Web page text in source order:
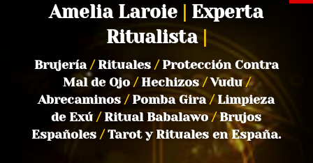
Amelia Laroie
Experta
Ritualista
Brujería /Rituales /Protección Contra
Mal de Ojo /Hechizos/Vudu/
Abrecaminos/Pomba Gira/Limpieza
de Exú/Ritual Babalawo/Brujos
Españoles/Tarot y Rituales en España.